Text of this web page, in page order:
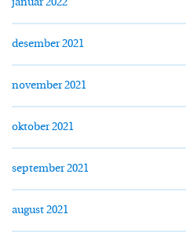
januar 2022
desember 2021
november 2021
oktober 2021
september 2021
august 2021